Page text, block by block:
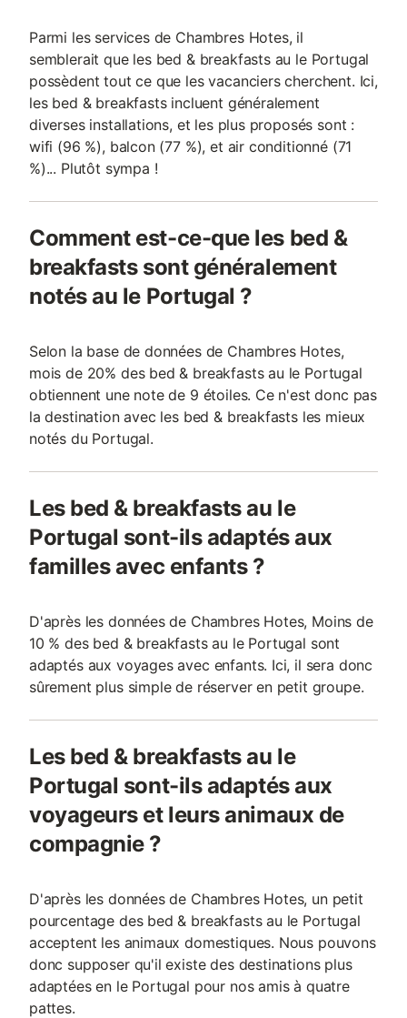
Parmi les services de Chambres Hotes, il
semblerait que les bed & breakfasts au le Portugal
possèdent tout ce que les vacanciers cherchent. Ici,
les bed & breakfasts incluent généralement
diverses installations, et les plus proposés sont :
wifi (96 %), balcon (77 %), et air conditionné (71
%)... Plutôt sympa !
Comment est-ce-que les bed &
breakfasts sont généralement
notés au le Portugal ?
Selon la base de données de Chambres Hotes,
mois de 20% des bed & breakfasts au le Portugal
obtiennent une note de 9 étoiles. Ce n'est donc pas
la destination avec les bed & breakfasts les mieux
notés du Portugal.
Les bed & breakfasts au le
Portugal sont-ils adaptés aux
familles avec enfants ?
D'après les données de Chambres Hotes, Moins de
10 % des bed & breakfasts au le Portugal sont
adaptés aux voyages avec enfants. Ici, il sera donc
sûrement plus simple de réserver en petit groupe.
Les bed & breakfasts au le
Portugal sont-ils adaptés aux
voyageurs et leurs animaux de
compagnie ?
D'après les données de Chambres Hotes, un petit
pourcentage des bed & breakfasts au le Portugal
acceptent les animaux domestiques. Nous pouvons
donc supposer qu'il existe des destinations plus
adaptées en le Portugal pour nos amis à quatre
pattes.